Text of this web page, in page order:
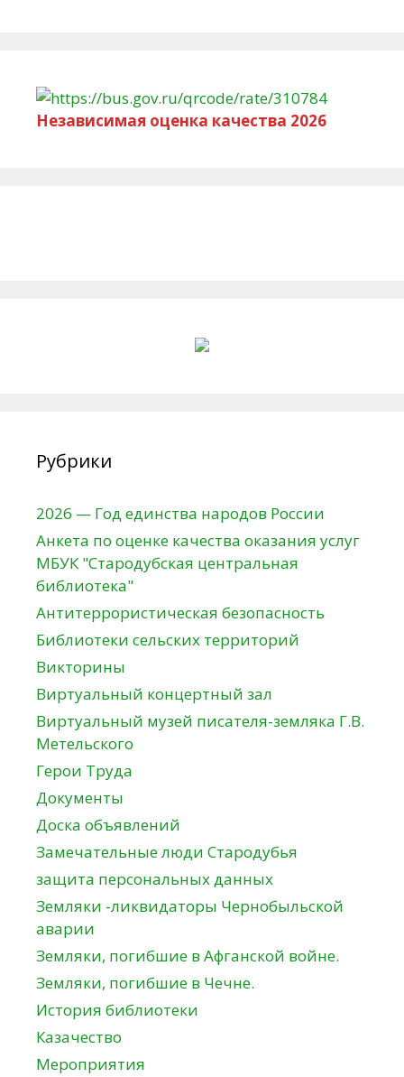
Независимая оценка качества 2026
Рубрики
2026 — Год единства народов России
Анкета по оценке качества оказания услуг
МБУК "Стародубская центральная
библиотека"
Антитеррористическая безопасность
Библиотеки сельских территорий
Викторины
Виртуальный концертный зал
Виртуальный музей писателя-земляка Г.В.
Метельского
Герои Труда
Документы
Доска объявлений
Замечательные люди Стародубья
защита персональных данных
Земляки -ликвидаторы Чернобыльской
аварии
Земляки, погибшие в Афганской войне.
Земляки, погибшие в Чечне.
История библиотеки
Казачество
Мероприятия